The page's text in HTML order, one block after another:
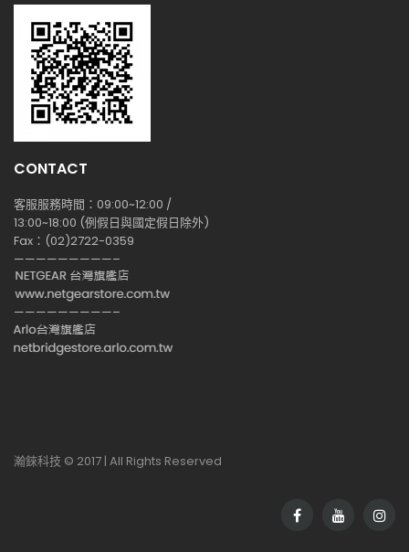
CONTACT
客服服務時間：09:00~12:00 /
13:00~18:00 (例假日與國定假日除外)
Fax：(02)2722-0359
—————————–
—————————–
瀚錸科技 © 2017 | All Rights Reserved